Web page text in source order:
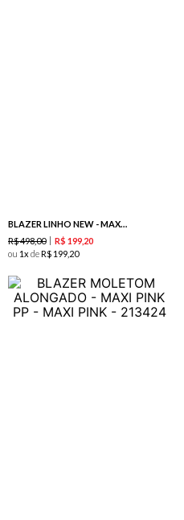
BLAZER LINHO NEW - MAXI PINK
R$498,00 R$ 199 20
ou 1 deR$ 199 20